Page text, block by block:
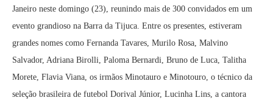
Janeiro neste domingo (23), reunindo mais de 300 convidados em um
evento grandioso na Barra da Tijuca. Entre os presentes, estiveram
grandes nomes como Fernanda Tavares, Murilo Rosa, Malvino
Salvador, Adriana Birolli, Paloma Bernardi, Bruno de Luca, Talitha
Morete, Flavia Viana, os irmãos Minotauro e Minotouro, o técnico da
seleção brasileira de futebol Dorival Júnior, Lucinha Lins, a cantora